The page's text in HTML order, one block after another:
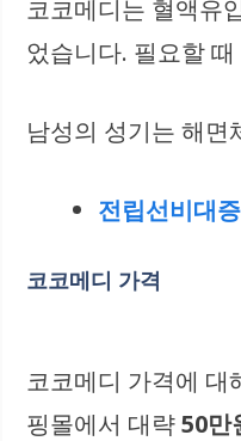
코코메디는 혈액유
었습니다. 필요할
남성의 성기는 해면
전립선비대
코코메디 가격
코코메디 가격에 대
핑몰에서 대략50만